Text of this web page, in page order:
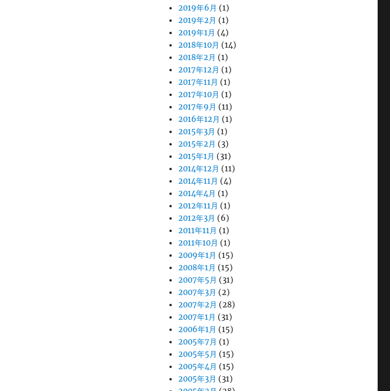
2019年6月 (1)
2019年2月 (1)
2019年1月 (4)
2018年10月 (14)
2018年2月 (1)
2017年12月 (1)
2017年11月 (1)
2017年10月 (1)
2017年9月 (11)
2016年12月 (1)
2015年3月 (1)
2015年2月 (3)
2015年1月 (31)
2014年12月 (11)
2014年11月 (4)
2014年4月 (1)
2012年11月 (1)
2012年3月 (6)
2011年11月 (1)
2011年10月 (1)
2009年1月 (15)
2008年1月 (15)
2007年5月 (31)
2007年3月 (2)
2007年2月 (28)
2007年1月 (31)
2006年1月 (15)
2005年7月 (1)
2005年5月 (15)
2005年4月 (15)
2005年3月 (31)